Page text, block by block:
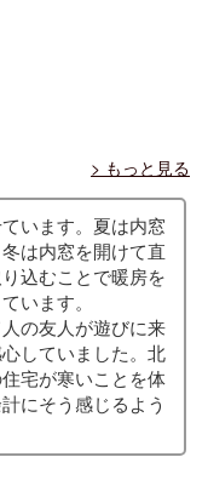
> もっと見る
います。夏は内窓
は内窓を開けて直
込むことで暖房を
います。
の友人が遊びに来
していました。北
宅が寒いことを体
にそう感じるよう